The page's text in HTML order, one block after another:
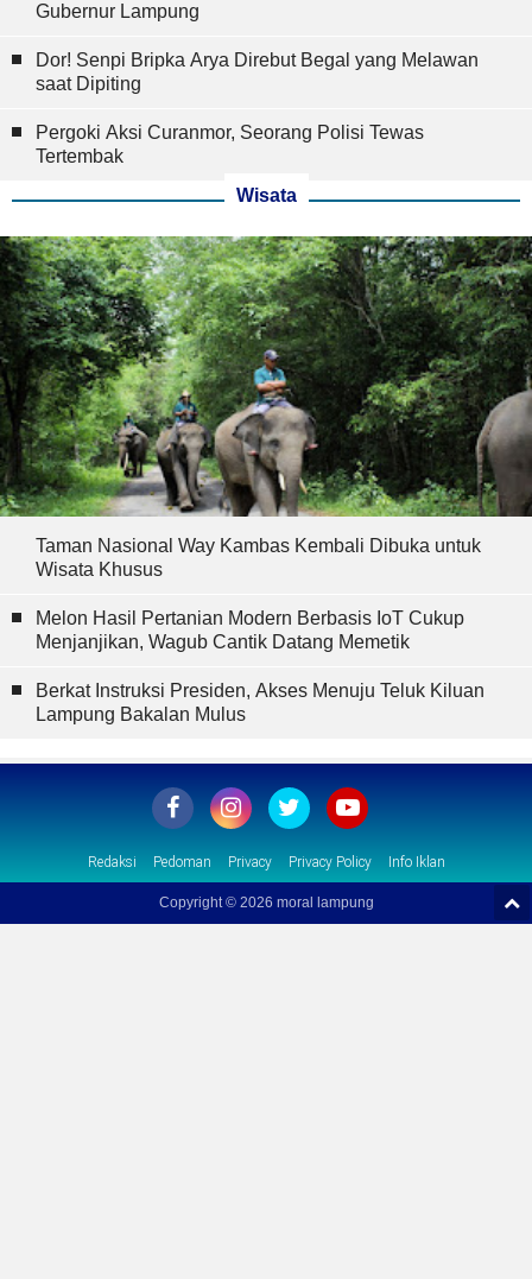
Gubernur Lampung
Dor! Senpi Bripka Arya Direbut Begal yang Melawan
saat Dipiting
Pergoki Aksi Curanmor, Seorang Polisi Tewas
Tertembak
Wisata
Taman Nasional Way Kambas Kembali Dibuka untuk
Wisata Khusus
Melon Hasil Pertanian Modern Berbasis IoT Cukup
Menjanjikan, Wagub Cantik Datang Memetik
Berkat Instruksi Presiden, Akses Menuju Teluk Kiluan
Lampung Bakalan Mulus
Redaksi Pedoman Privacy Privacy Policy Info Iklan
Copyright © 2026 moral lampung